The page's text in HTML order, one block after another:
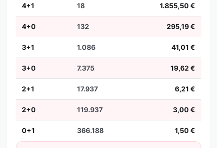
4+1 18 1.855,50 €
4+0 132 295,19 €
3+1 1.086 41,01 €
3+0 7.375 19,62 €
2+1 17.937 6,21 €
2+0 119.937 3,00 €
0+1 366.188 1,50 €